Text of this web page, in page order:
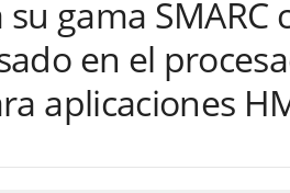
gama SMARC
en el
aplicaciones